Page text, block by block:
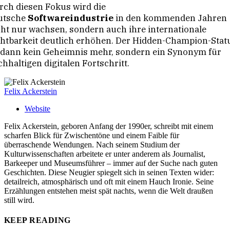
diesen Fokus wird die
Softwareindustrie in den kommenden Jahren
nur wachsen, sondern auch ihre internationale
deutlich erhöhen. Der Hidden-Champion-
kein Geheimnis mehr, sondern ein Synonym für
digitalen Fortschritt.
Felix Ackerstein
Website
Felix Ackerstein, geboren Anfang der 1990er, schreibt mit einem
scharfen Blick für Zwischentöne und einem Faible für
überraschende Wendungen. Nach seinem Studium der
Kulturwissenschaften arbeitete er unter anderem als Journalist,
Barkeeper und Museumsführer – immer auf der Suche nach guten
Geschichten. Diese Neugier spiegelt sich in seinen Texten wider:
detailreich, atmosphärisch und oft mit einem Hauch Ironie. Seine
Erzählungen entstehen meist spät nachts, wenn die Welt draußen
still wird.
KEEP READING